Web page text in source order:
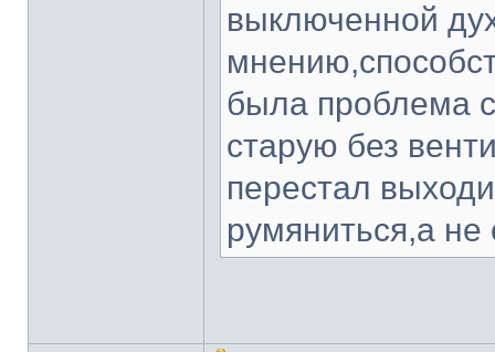
выключенной
была проблема
старую без
перестал
румяниться,а не